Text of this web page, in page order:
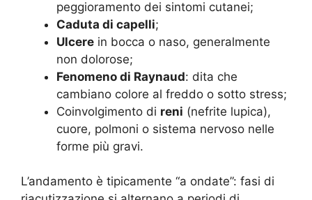
peggioramento dei sintomi cutanei;
Caduta di capelli;
Ulcere in bocca o naso, generalmente
non dolorose;
Fenomeno di Raynaud: dita che
cambiano colore al freddo o sotto stress;
Coinvolgimento di reni (nefrite lupica),
cuore, polmoni o sistema nervoso nelle
forme più gravi.
L’andamento è tipicamente “a ondate”: fasi di